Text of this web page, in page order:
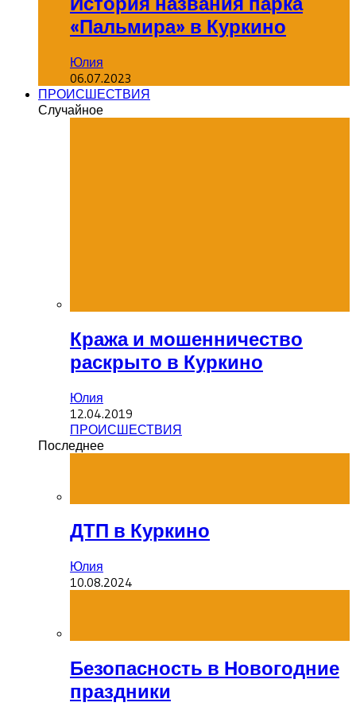
«Пальмира» в Куркино
Юлия
06.07.2023
ПРОИСШЕСТВИЯ
Случайное
Кража и мошенничество
раскрыто в Куркино
Юлия
12.04.2019
ПРОИСШЕСТВИЯ
Последнее
ДТП в Куркино
Юлия
10.08.2024
Безопасность в Новогодние
праздники